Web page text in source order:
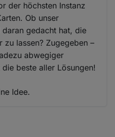
der höchsten Instanz
Ob unser
gedacht hat, die
lassen? Zugegeben –
abwegiger
beste aller Lösungen!
Idee.